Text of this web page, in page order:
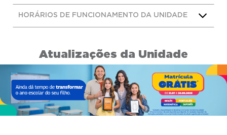
HORÁRIOS DE FUNCIONAMENTO DA UNIDADE
Atualizações da Unidade